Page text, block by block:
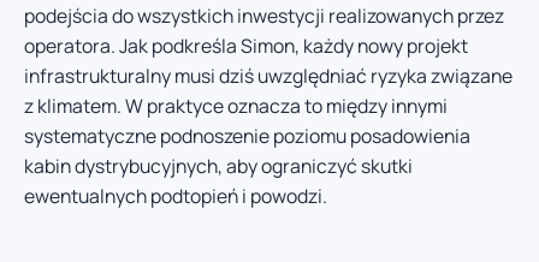
podejścia do wszystkich inwestycji realizowanych przez
operatora. Jak podkreśla Simon, każdy nowy projekt
infrastrukturalny musi dziś uwzględniać ryzyka związane
z klimatem. W praktyce oznacza to między innymi
systematyczne podnoszenie poziomu posadowienia
kabin dystrybucyjnych, aby ograniczyć skutki
ewentualnych podtopień i powodzi.